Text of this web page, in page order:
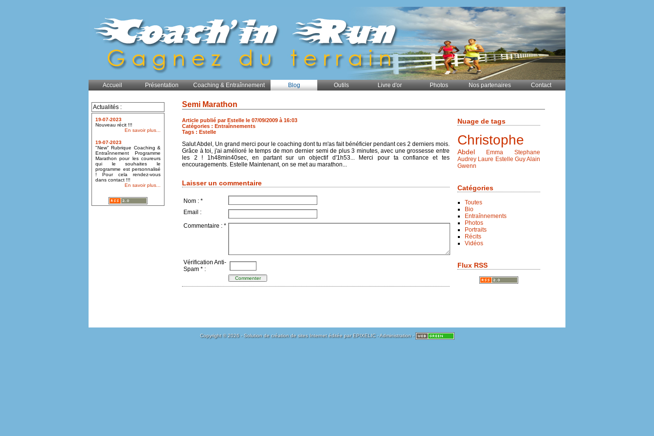
Accueil Présentation Coaching & Entraînnement Blog Outils Livre d'or Photos Nos partenaires Contact
Actualités :
19-07-2023
Nouveau récit !!!
En savoir plus...
19-07-2023
"New" Rubrique Coaching &
Entraînnement Programme
Marathon pour les coureurs
qui le souhaites le
programme est personnalisé
! Pour cela rendez-vous
dans contact !!!
En savoir plus...
Semi Marathon
Nuage de tags
Christophe
Abdel Emma
Stephane
Audrey Laure Estelle GuyAlain
Gwenn
Catégories
Toutes
Bio
Entraînnements
Photos
Portraits
Récits
Vidéos
Flux RSS
Article publié par Estelle le 07/09/2009 à 16:03
Catégories : Entraînnements
Tags : Estelle
Salut Abdel, Un grand merci pour le coaching dont tu m'as fait bénéficier pendant ces 2 derniers mois.
Grâce à toi, j'ai amélioré le temps de mon dernier semi de plus 3 minutes, avec une grossesse entre
les 2 ! 1h48min40sec, en partant sur un objectif d'1h53... Merci pour ta confiance et tes
encouragements. Estelle Maintenant, on se met au marathon...
Laisser un commentaire
Nom : *
Email :
Commentaire : *
Vérification Anti-
Spam * :
Copyright © 2026 - Solution de création de sites Internet éditée parEPIXELIC-Administration-